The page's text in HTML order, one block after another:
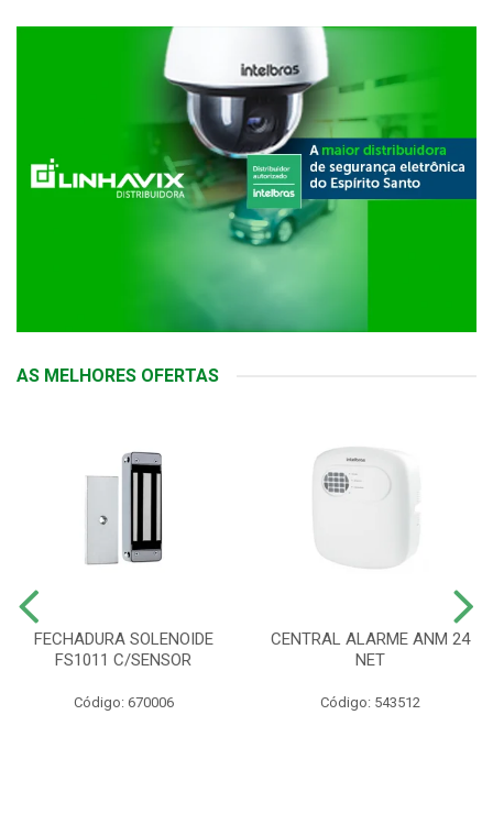
AS MELHORES OFERTAS
FECHADURA SOLENOIDE
FS1011 C/SENSOR
Código: 670006
CENTRAL ALARME ANM 24
NET
Código: 543512